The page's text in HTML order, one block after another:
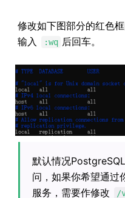
修改如下图部分的红色
输入
:wq 后回车。
默认情况
问，如果你希望通过
服务，需要作修改
/